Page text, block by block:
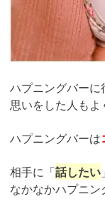
ハプニングバー
思いをした人もよ
ハプニングバーは
相手に「話したい
なかなかハプニン